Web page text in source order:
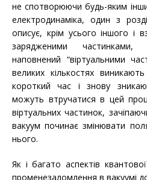
не спотворюючи будь-яким
електродинаміка, один з
описує, крім усього іншого і
зарядженими
наповнений “віртуальними
великих кількостях
короткий час і знову
можуть втручатися в цей
віртуальних частинок,
вакуум починає змінювати
нього.
Як і багато аспектів
променезаломлення в вакуумі